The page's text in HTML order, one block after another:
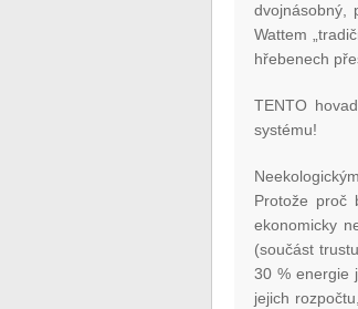
dvojnásobný,
Wattem
hřebenech
TENTO
systému!
Protože proč
ekonomicky
(součást
30 % energie
jejich